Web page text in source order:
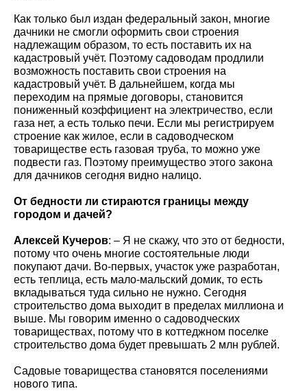
Как только был издан федеральный закон, многие
дачники не смогли оформить свои строения
надлежащим образом, то есть поставить их на
кадастровый учёт. Поэтому садоводам продлили
возможность поставить свои строения на
кадастровый учёт. В дальнейшем, когда мы
переходим на прямые договоры, становится
пониженный коэффициент на электричество, если
газа нет, а есть только печи. Если мы регистрируем
строение как жилое, если в садоводческом
товариществе есть газовая труба, то можно уже
подвести газ. Поэтому преимущество этого закона
для дачников сегодня видно налицо.
От бедности ли стираются границы между
городом и дачей?
Алексей Кучеров: – Я не скажу, что это от бедности,
потому что очень многие состоятельные люди
покупают дачи. Во-первых, участок уже разработан,
есть теплица, есть мало-мальский домик, то есть
вкладываться туда сильно не нужно. Сегодня
строительство дома выходит в пределах миллиона и
выше. Мы говорим именно о садоводческих
товариществах, потому что в коттеджном поселке
строительство дома будет превышать 2 млн рублей.
Садовые товарищества становятся поселениями
нового типа.